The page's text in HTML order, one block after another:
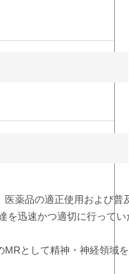
医薬品の適正使用および普
を迅速かつ適切に行ってい
として精神・神経領域